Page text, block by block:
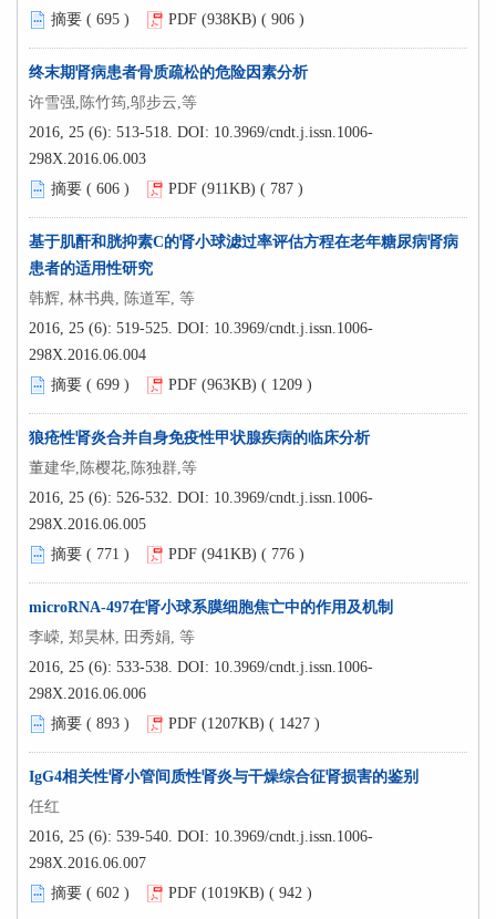
摘要 ( 695 ) PDF (938KB) ( 906 )
终末期肾病患者骨质疏松的危险因素分析
许雪强,陈竹筠,邬步云,等
2016, 25 (6): 513-518. DOI: 10.3969/cndt.j.issn.1006-
298X.2016.06.003
摘要 ( 606 ) PDF (911KB) ( 787 )
基于肌酐和胱抑素C的肾小球滤过率评估方程在老年糖尿病肾病
患者的适用性研究
韩辉, 林书典, 陈道军, 等
2016, 25 (6): 519-525. DOI: 10.3969/cndt.j.issn.1006-
298X.2016.06.004
摘要 ( 699 ) PDF (963KB) ( 1209 )
狼疮性肾炎合并自身免疫性甲状腺疾病的临床分析
董建华,陈樱花,陈独群,等
2016, 25 (6): 526-532. DOI: 10.3969/cndt.j.issn.1006-
298X.2016.06.005
摘要 ( 771 ) PDF (941KB) ( 776 )
microRNA-497在肾小球系膜细胞焦亡中的作用及机制
李嵘, 郑昊林, 田秀娟, 等
2016, 25 (6): 533-538. DOI: 10.3969/cndt.j.issn.1006-
298X.2016.06.006
摘要 ( 893 ) PDF (1207KB) ( 1427 )
IgG4相关性肾小管间质性肾炎与干燥综合征肾损害的鉴别
任红
2016, 25 (6): 539-540. DOI: 10.3969/cndt.j.issn.1006-
298X.2016.06.007
摘要 ( 602 ) PDF (1019KB) ( 942 )